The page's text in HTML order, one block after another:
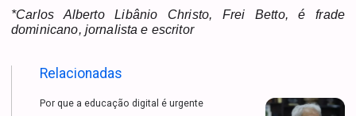
*Carlos Alberto Libânio Christo, Frei Betto, é frade
dominicano, jornalista e escritor
Relacionadas
Por que a educação digital é urgente